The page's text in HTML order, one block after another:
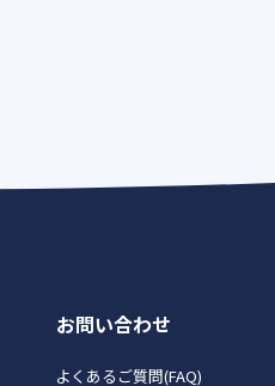
お問い合わせ
よくあるご質問(FAQ)